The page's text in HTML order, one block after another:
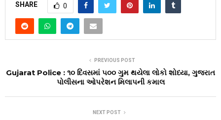
SHARE 0
PREVIOUS POST
Gujarat Police : ૧૦ દિવસમાં ૫૦૦ ગુમ થયેલા લોકો શોધ્યા, ગુજરાત
પોલીસના ઓપરેશન મિલાપની કમાલ
NEXT POST